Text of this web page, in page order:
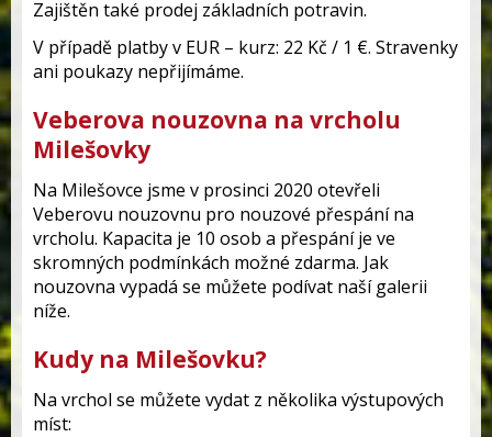
Zajištěn také prodej základních potravin.
V případě platby v EUR – kurz: 22 Kč / 1 €. Stravenky
ani poukazy nepřijímáme.
Veberova nouzovna na vrcholu
Milešovky
Na Milešovce jsme v prosinci 2020 otevřeli
Veberovu nouzovnu pro nouzové přespání na
vrcholu. Kapacita je 10 osob a přespání je ve
skromných podmínkách možné zdarma. Jak
nouzovna vypadá se můžete podívat naší galerii
níže.
Kudy na Milešovku?
Na vrchol se můžete vydat z několika výstupových
míst: